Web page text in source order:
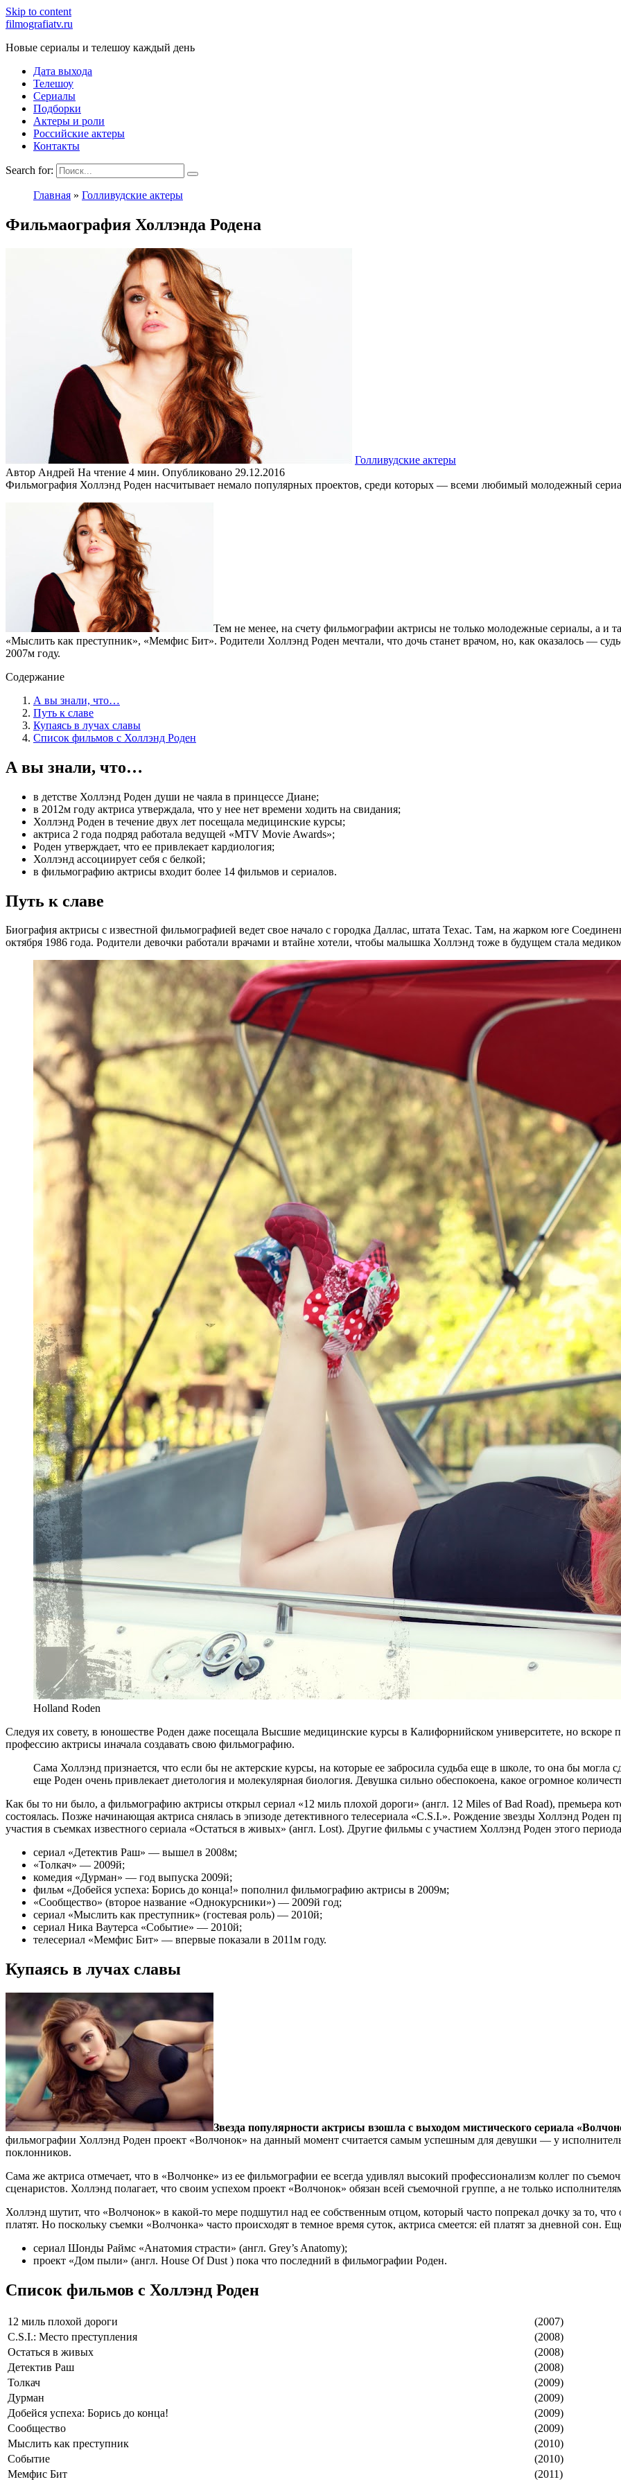
Skip to content
filmografiatv.ru
Новые сериалы и телешоу каждый день
Дата выхода
Телешоу
Сериалы
Подборки
Актеры и роли
Российские актеры
Контакты
Search for:
Главная » Голливудские актеры
Фильмаография Холлэнда Родена
Голливудские актеры
Автор Андрей На чтение 4 мин. Опубликовано 29.12.2016
Фильмография Холлэнд Роден насчитывает немало популярных проектов, среди которых — всеми любимый молодежный
Тем не менее, на счету фильмографии актрисы не только молодежные сериалы, а и
«Мыслить как преступник», «Мемфис Бит». Родители Холлэнд Роден мечтали, что дочь станет врачом, но, как оказалось —
2007м году.
Содержание
А вы знали, что…
Путь к славе
Купаясь в лучах славы
Список фильмов с Холлэнд Роден
А вы знали, что…
в детстве Холлэнд Роден души не чаяла в принцессе Диане;
в 2012м году актриса утверждала, что у нее нет времени ходить на свидания;
Холлэнд Роден в течение двух лет посещала медицинские курсы;
актриса 2 года подряд работала ведущей «MTV Movie Awards»;
Роден утверждает, что ее привлекает кардиология;
Холлэнд ассоциирует себя с белкой;
в фильмографию актрисы входит более 14 фильмов и сериалов.
Путь к славе
Биография актрисы с известной фильмографией ведет свое начало с городка Даллас, штата Техас. Там, на жарком юге
октября 1986 года. Родители девочки работали врачами и втайне хотели, чтобы малышка Холлэнд тоже в будущем стала
Holland Roden
Следуя их совету, в юношестве Роден даже посещала Высшие медицинские курсы в Калифорнийском университете, но вскоре
профессию актрисы иначала создавать свою фильмографию.
Сама Холлэнд признается, что если бы не актерские курсы, на которые ее забросила судьба еще в школе, то она бы
еще Роден очень привлекает диетология и молекулярная биология. Девушка сильно обеспокоена, какое огромное
Как бы то ни было, а фильмографию актрисы открыл сериал «12 миль плохой дороги» (англ. 12 Miles of Bad Road), премьера
состоялась. Позже начинающая актриса снялась в эпизоде детективного телесериала «C.S.I.». Рождение звезды Холлэнд
участия в съемках известного сериала «Остаться в живых» (англ. Lost). Другие фильмы с участием Холлэнд Роден этого
сериал «Детектив Раш» — вышел в 2008м;
«Толкач» — 2009й;
комедия «Дурман» — год выпуска 2009й;
фильм «Добейся успеха: Борись до конца!» пополнил фильмографию актрисы в 2009м;
«Сообщество» (второе название «Однокурсники») — 2009й год;
сериал «Мыслить как преступник» (гостевая роль) — 2010й;
сериал Ника Ваутерса «Событие» — 2010й;
телесериал «Мемфис Бит» — впервые показали в 2011м году.
Купаясь в лучах славы
Звезда популярности актрисы взошла с выходом мистического сериала
фильмографии Холлэнд Роден проект «Волчонок» на данный момент считается самым успешным для девушки — у
поклонников.
Сама же актриса отмечает, что в «Волчонке» из ее фильмографии ее всегда удивлял высокий профессионализм коллег по
сценаристов. Холлэнд полагает, что своим успехом проект «Волчонок» обязан всей съемочной группе, а не только
Холлэнд шутит, что «Волчонок» в какой-то мере подшутил над ее собственным отцом, который часто попрекал дочку за то,
платят. Но поскольку съемки «Волчонка» часто происходят в темное время суток, актриса смеется: ей платят за дневной сон.
сериал Шонды Раймс «Анатомия страсти» (англ. Grey’s Anatomy);
проект «Дом пыли» (англ. House Of Dust ) пока что последний в фильмографии Роден.
Список фильмов с Холлэнд Роден
12 миль плохой дороги
(2007)
C.S.I.: Место преступления
(2008)
Остаться в живых
(2008)
Детектив Раш
(2008)
Толкач
(2009)
Дурман
(2009)
Добейся успеха: Борись до конца!
(2009)
Сообщество
(2009)
Мыслить как преступник
(2010)
Событие
(2010)
Мемфис Бит
(2011)